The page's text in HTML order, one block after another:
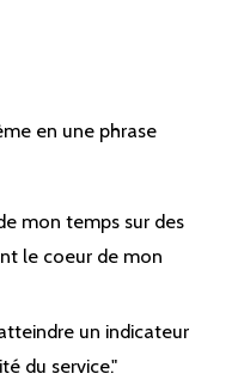
en une phrase
mon temps sur des
le coeur de mon
un indicateur
du service."